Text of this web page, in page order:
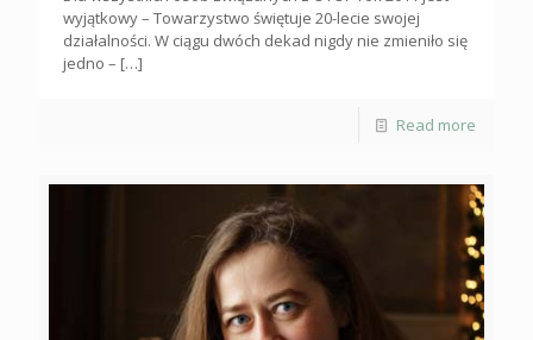
wyjątkowy – Towarzystwo świętuje 20-lecie swojej
działalności. W ciągu dwóch dekad nigdy nie zmieniło się
jedno – […]
Read more